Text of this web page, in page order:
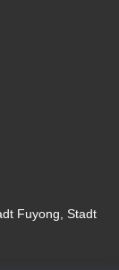
Fuyong, Stadt